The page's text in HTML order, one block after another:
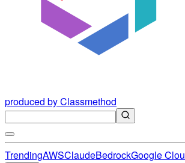
produced by Classmethod
TrendingAWSClaudeBedrockGoogle